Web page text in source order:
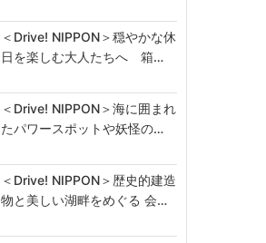
＜Drive! NIPPON＞穏やかな休
日を楽しむ大人たちへ 箱…
＜Drive! NIPPON＞海に囲まれ
たパワースポットや妖怪の…
＜Drive! NIPPON＞歴史的建造
物と美しい湖畔をめぐる 会…